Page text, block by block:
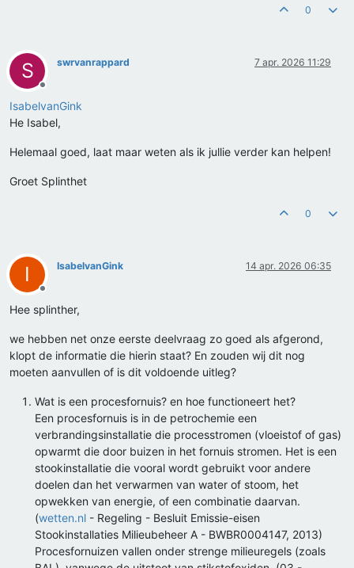
0
S
Offline
swrvanrappard 7 apr. 2026 11:29
IsabelvanGink
He Isabel,
Helemaal goed, laat maar weten als ik jullie verder kan helpen!
Groet Splinthet
0
I
Offline
IsabelvanGink 14 apr. 2026 06:35
Hee splinther,
we hebben net onze eerste deelvraag zo goed als afgerond,
klopt de informatie die hierin staat? En zouden wij dit nog
moeten aanvullen of is dit voldoende uitleg?
Wat is een procesfornuis? en hoe functioneert het?
Een procesfornuis is in de petrochemie een
verbrandingsinstallatie die processtromen (vloeistof of gas)
opwarmt die door buizen in het fornuis stromen. Het is een
stookinstallatie die vooral wordt gebruikt voor andere
doelen dan het verwarmen van water of stoom, het
opwekken van energie, of een combinatie daarvan.
(wetten.nl - Regeling - Besluit Emissie-eisen
Stookinstallaties Milieubeheer A - BWBR0004147, 2013)
Procesfornuizen vallen onder strenge milieuregels (zoals